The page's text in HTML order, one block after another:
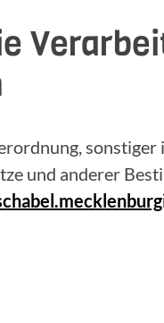
sonstiger
und anderer